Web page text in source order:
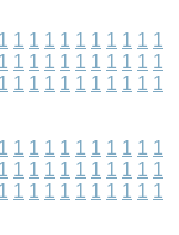
1 1 1 1 1 1 1 1 1 1 1
1 1 1 1 1 1 1 1 1 1 1
1 1 1 1 1 1 1 1 1 1 1
1 1 1 1 1 1 1 1 1 1 1
1 1 1 1 1 1 1 1 1 1 1
1 1 1 1 1 1 1 1 1 1 1